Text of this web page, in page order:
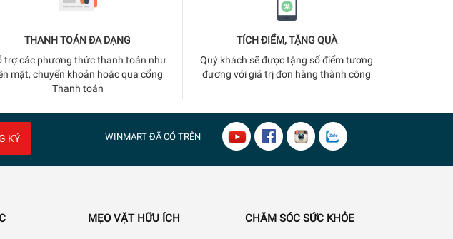
THANH TOÁN ĐA DẠNG
trợ các phương thức thanh toán như
mặt, chuyển khoản hoặc qua cổng
Thanh toán
TÍCH ĐIỂM, TẶNG QUÀ
Quý khách sẽ được tặng số điểm tương
đương với giá trị đơn hàng thành công
KÝ WINMARTĐÃ CÓ TRÊN
MẸO VẶT HỮU ÍCH CHĂM SÓC SỨC KHỎE